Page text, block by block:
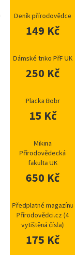
Deník přírodovědce
149 Kč
Dámské triko PřF UK
250 Kč
Placka Bobr
15 Kč
Mikina
Přírodovědecká
fakulta UK
650 Kč
Předplatné magazínu
Přírodovědci.cz (4
vytištěná čísla)
175 Kč